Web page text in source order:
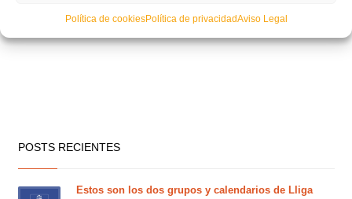
Política de cookiesPolítica de privacidadAviso Legal
POSTS RECIENTES
Estos son los dos grupos y calendarios de Lliga